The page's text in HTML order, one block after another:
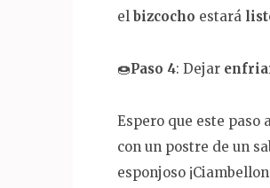
el bizcocho estará
🍩Paso 4: Dejar
Espero que este paso
con un postre de un
esponjoso